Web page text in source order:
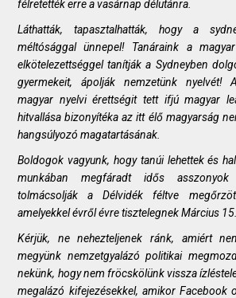
félretették erre a vasárnap délutánra.
Láthatták, tapasztalhatták, hogy a
méltósággal ünnepel! Tanáraink a
elkötelezettséggel tanítják a Sydneyben
gyermekeit, ápolják nemzetünk nyelvét!
magyar nyelvi érettségit tett ifjú magyar
hitvallása bizonyítéka az itt élő magyarság
hangsúlyozó magatartásának.
Boldogok vagyunk, hogy tanúi lehettek és
munkában megfáradt idős asszonyok
tolmácsolják a Délvidék féltve
amelyekkel évről évre tisztelegnek Március
Kérjük, ne nehezteljenek ránk, amiért
megyünk nemzetgyalázó politikai
nekünk, hogy nem fröcskölünk vissza
megalázó kifejezésekkel, amikor Facebook